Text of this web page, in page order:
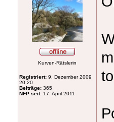
Kurven-Rätslerin
Registriert: 9. Dezember 2009
20:20
Beiträge: 365
NFP seit: 17. April 2011